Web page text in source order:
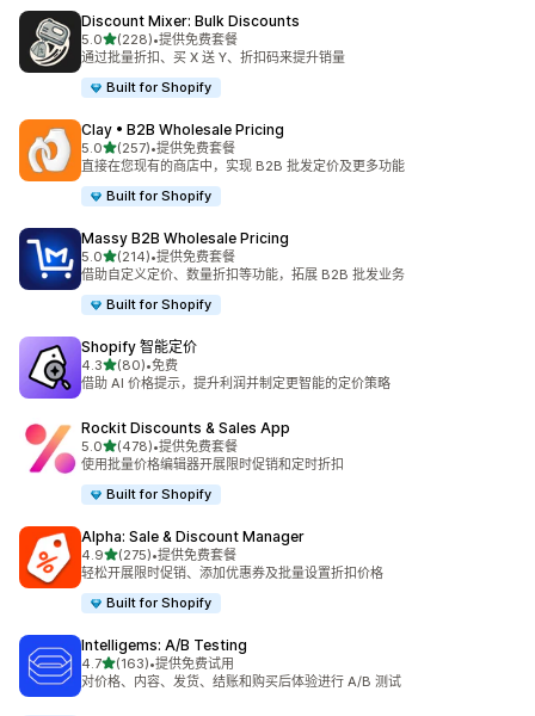
Discount Mixer: Bulk Discounts
5.0星（满分 5 星）
(228)
总共 228 条评论
•提供免费套餐
通过批量折扣、买 X 送 Y、折扣码来提升销量
Built for Shopify
Clay • B2B Wholesale Pricing
5.0星（满分 5 星）
(257)
总共 257 条评论
•提供免费套餐
直接在您现有的商店中，实现 B2B 批发定价及更多功能
Built for Shopify
Massy B2B Wholesale Pricing
5.0星（满分 5 星）
(214)
总共 214 条评论
•提供免费套餐
借助自定义定价、数量折扣等功能，拓展 B2B 批发业务
Built for Shopify
Shopify 智能定价
4.3星（满分 5 星）
(80)
总共 80 条评论
•免费
借助 AI 价格提示，提升利润并制定更智能的定价策略
Rockit Discounts & Sales App
5.0星（满分 5 星）
(478)
总共 478 条评论
•提供免费套餐
使用批量价格编辑器开展限时促销和定时折扣
Built for Shopify
Alpha: Sale & Discount Manager
4.9星（满分 5 星）
(275)
总共 275 条评论
•提供免费套餐
轻松开展限时促销、添加优惠券及批量设置折扣价格
Built for Shopify
Intelligems: A/B Testing
4.7星（满分 5 星）
(163)
总共 163 条评论
•提供免费试用
对价格、内容、发货、结账和购买后体验进行 A/B 测试